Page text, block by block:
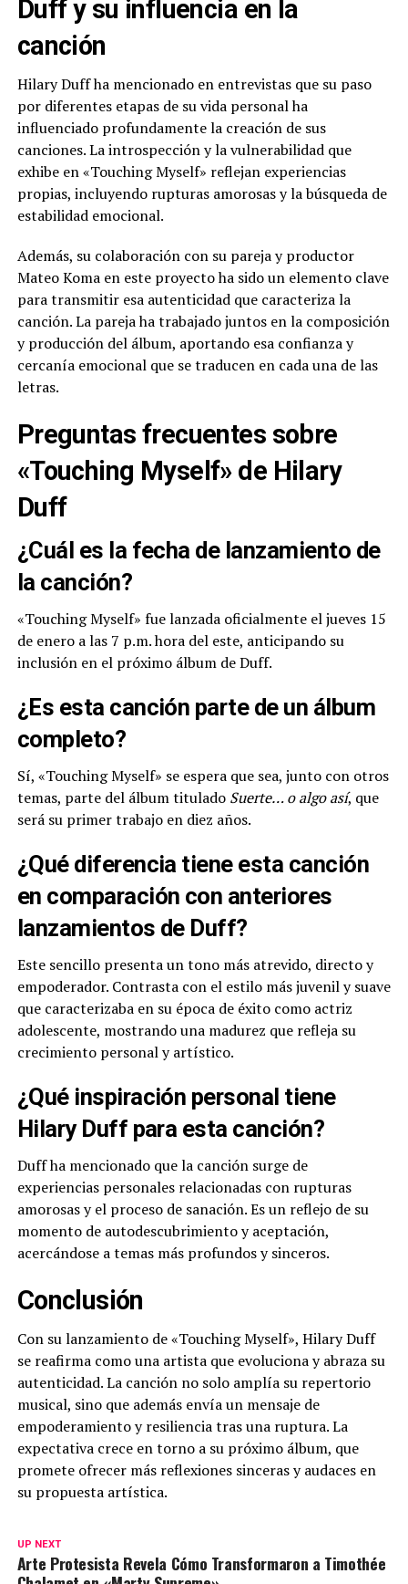
Duff y su influencia en la
canción
Hilary Duff ha mencionado en entrevistas que su paso
por diferentes etapas de su vida personal ha
influenciado profundamente la creación de sus
canciones. La introspección y la vulnerabilidad que
exhibe en «Touching Myself» reflejan experiencias
propias, incluyendo rupturas amorosas y la búsqueda de
estabilidad emocional.
Además, su colaboración con su pareja y productor
Mateo Koma en este proyecto ha sido un elemento clave
para transmitir esa autenticidad que caracteriza la
canción. La pareja ha trabajado juntos en la composición
y producción del álbum, aportando esa confianza y
cercanía emocional que se traducen en cada una de las
letras.
Preguntas frecuentes sobre
«Touching Myself» de Hilary
Duff
¿Cuál es la fecha de lanzamiento de
la canción?
«Touching Myself» fue lanzada oficialmente el jueves 15
de enero a las 7 p.m. hora del este, anticipando su
inclusión en el próximo álbum de Duff.
¿Es esta canción parte de un álbum
completo?
Sí, «Touching Myself» se espera que sea, junto con otros
temas, parte del álbum titulado Suerte… o algo así, que
será su primer trabajo en diez años.
¿Qué diferencia tiene esta canción
en comparación con anteriores
lanzamientos de Duff?
Este sencillo presenta un tono más atrevido, directo y
empoderador. Contrasta con el estilo más juvenil y suave
que caracterizaba en su época de éxito como actriz
adolescente, mostrando una madurez que refleja su
crecimiento personal y artístico.
¿Qué inspiración personal tiene
Hilary Duff para esta canción?
Duff ha mencionado que la canción surge de
experiencias personales relacionadas con rupturas
amorosas y el proceso de sanación. Es un reflejo de su
momento de autodescubrimiento y aceptación,
acercándose a temas más profundos y sinceros.
Conclusión
Con su lanzamiento de «Touching Myself», Hilary Duff
se reafirma como una artista que evoluciona y abraza su
autenticidad. La canción no solo amplía su repertorio
musical, sino que además envía un mensaje de
empoderamiento y resiliencia tras una ruptura. La
expectativa crece en torno a su próximo álbum, que
promete ofrecer más reflexiones sinceras y audaces en
su propuesta artística.
UP NEXT
Arte Protesista Revela Cómo Transformaron a Timothée